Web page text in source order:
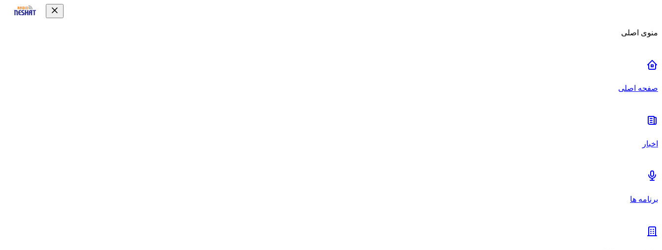
منوی اصلی
صفحه اصلی
اخبار
برنامه ها